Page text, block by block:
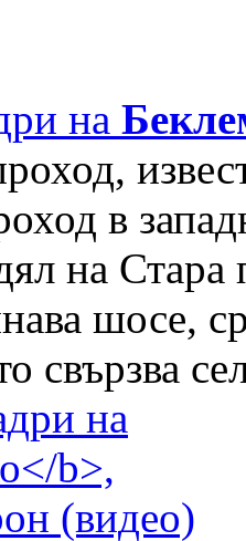
на
в
на
шосе,
свързва